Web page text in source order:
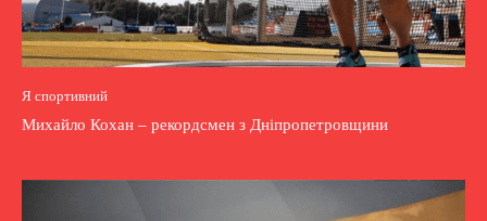
Я спортивний
Михайло Кохан – рекордсмен з Дніпропетровщини